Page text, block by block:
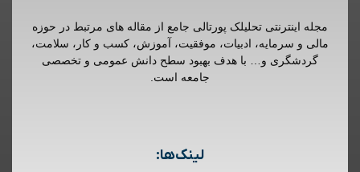
مجله اینترنتی تحلیلک پورتالی جامع از مقاله های مرتبط در حوزه
مالی و سرمایه، ادبیات، موفقیت، آموزش، کسب و کار، سلامت،
گردشگری و… با هدف بهبود سطح دانش عمومی و تخصصی
جامعه است.
لینک‌ها: